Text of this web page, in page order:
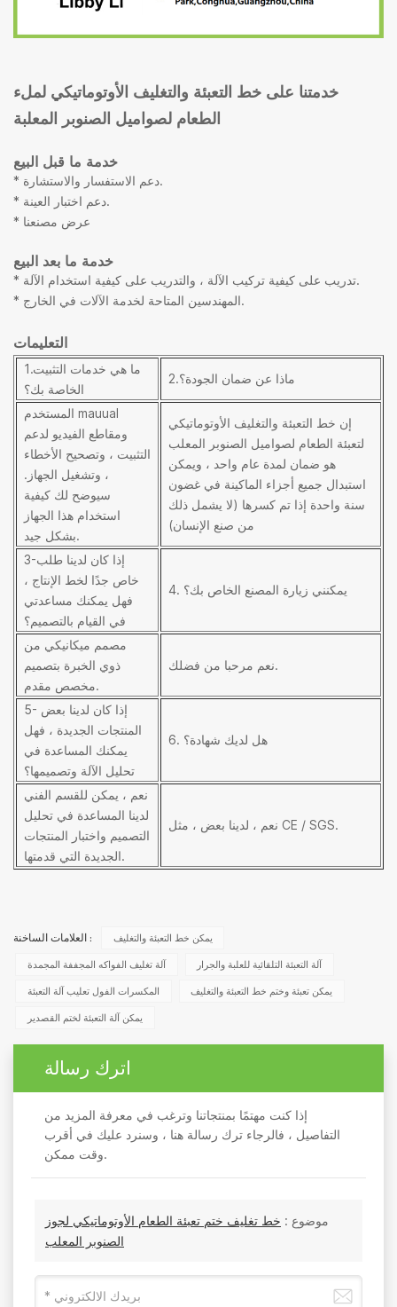
خدمتنا على خط التعبئة والتغليف الأوتوماتيكي لملء
الطعام لصواميل الصنوبر المعلبة
خدمة ما قبل البيع
* دعم الاستفسار والاستشارة.
* دعم اختبار العينة.
* عرض مصنعنا
خدمة ما بعد البيع
* تدريب على كيفية تركيب الآلة ، والتدريب على كيفية استخدام الآلة.
* المهندسين المتاحة لخدمة الآلات في الخارج.
التعليمات
1.ما هي خدمات التثبيت
الخاصة بك؟
2.ماذا عن ضمان الجودة؟
المستخدم mauual
ومقاطع الفيديو لدعم
التثبيت ، وتصحيح الأخطاء
، وتشغيل الجهاز.
سيوضح لك كيفية
استخدام هذا الجهاز
بشكل جيد.
إن خط التعبئة والتغليف الأوتوماتيكي
لتعبئة الطعام لصواميل الصنوبر المعلب
هو ضمان لمدة عام واحد ، ويمكن
استبدال جميع أجزاء الماكينة في غضون
سنة واحدة إذا تم كسرها (لا يشمل ذلك
من صنع الإنسان)
3-إذا كان لدينا طلب
خاص جدًا لخط الإنتاج ،
فهل يمكنك مساعدتي
في القيام بالتصميم؟
4. يمكنني زيارة المصنع الخاص بك؟
مصمم ميكانيكي من
ذوي الخبرة بتصميم
مخصص مقدم.
نعم مرحبا من فضلك.
5- إذا كان لدينا بعض
المنتجات الجديدة ، فهل
يمكنك المساعدة في
تحليل الآلة وتصميمها؟
6. هل لديك شهادة؟
نعم ، يمكن للقسم الفني
لدينا المساعدة في تحليل
التصميم واختبار المنتجات
الجديدة التي قدمتها.
نعم ، لدينا بعض ، مثل CE / SGS.
العلامات الساخنة : يمكن خط التعبئة والتغليف
آلة تغليف الفواكه المجففة المجمدة آلة التعبئة التلقائية للعلبة والجرار
المكسرات الفول تعليب آلة التعبئة يمكن تعبئة وختم خط التعبئة والتغليف
يمكن آلة التعبئة لختم القصدير
اترك رسالة
إذا كنت مهتمًا بمنتجاتنا وترغب في معرفة المزيد من
التفاصيل ، فالرجاء ترك رسالة هنا ، وسنرد عليك في أقرب
وقت ممكن.
موضوع : خط تغليف ختم تعبئة الطعام الأوتوماتيكي لجوز
الصنوبر المعلب